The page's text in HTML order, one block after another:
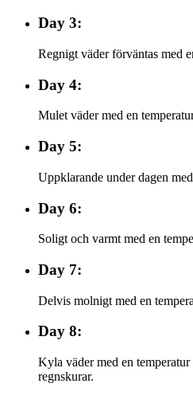
Day 3:
Regnigt väder förväntas med
Day 4:
Mulet väder med en
Day 5:
Uppklarande under dagen
Day 6:
Soligt och varmt med en
Day 7:
Delvis molnigt med en
Day 8:
Kyla väder med en
regnskurar.